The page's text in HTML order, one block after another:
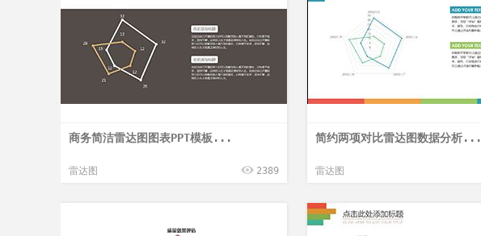
商务简洁雷达图图表PPT模板...
雷达图 2389
简约两项对比雷达图数据分析...
雷达图